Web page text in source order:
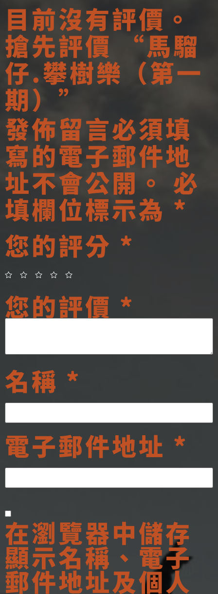
目前沒有評價。
搶先評價 “馬騮
仔.攀樹樂（第一
期）”
發佈留言必須填
寫的電子郵件地
址不會公開。 必
填欄位標示為 *
您的評分 *
您的評價 *
名稱 *
電子郵件地址 *
在瀏覽器中儲存
顯示名稱、電子
郵件地址及個人